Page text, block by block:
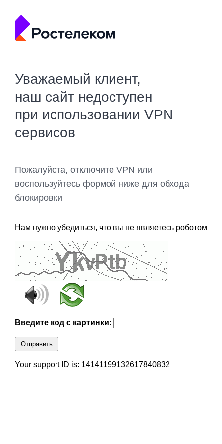
Уважаемый клиент,
наш сайт недоступен
при использовании VPN
сервисов
Пожалуйста, отключите VPN или
воспользуйтесь формой ниже для обхода
блокировки
Нам нужно убедиться, что вы не являетесь роботом
Введите код с картинки:
Отправить
Your support ID is: 14141199132617840832